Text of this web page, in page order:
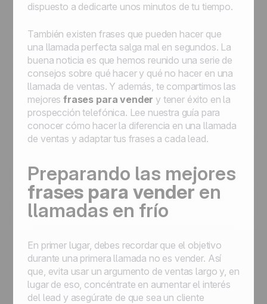
dispuesto a dedicarte unos minutos de tu tiempo.
También existen frases que pueden hacer que
una llamada perfecta salga mal en segundos. La
buena noticia es que hemos reunido una serie de
consejos sobre qué hacer y qué no hacer en una
llamada de ventas. Y además, te compartimos las
mejores frases para vender y tener éxito en la
prospección telefónica. Lee nuestra guía para
conocer cómo hacer la diferencia en una llamada
de ventas y adaptar tus frases a cada lead.
Preparando las mejores
frases para venderen
llamadas en frío
En primer lugar, debes recordar que el objetivo
durante una primera llamada no es vender. Así
que, evita usar un argumento de ventas largo y, en
lugar de eso, concéntrate en aumentar el interés
del lead y asegúrate de que sea un cliente